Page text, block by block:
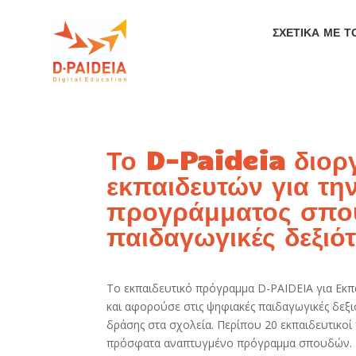
ΣΧΕΤΙΚΑ ΜΕ
Το D-Paideia
εκπαιδευτών για
προγράμματος
παιδαγωγικές
Το εκπαιδευτικό πρόγραμμα D-PAIDEIA για
και αφορούσε στις ψηφιακές παιδαγωγικές
δράσης στα σχολεία. Περίπου 20
πρόσφατα αναπτυγμένο πρόγραμμα σπουδών.